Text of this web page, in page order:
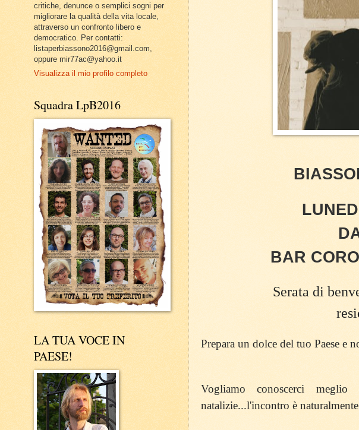
BAR
Serata di
Prepara un dolce del tuo Paese e
Vogliamo conoscerci
natalizie...l'incontro è
critiche, denunce o semplici sogni per
migliorare la qualità della vita locale,
attraverso un confronto libero e
democratico. Per contatti:
listaperbiassono2016@gmail.com,
oppure mir77ac@yahoo.it
Visualizza il mio profilo completo
Squadra LpB2016
LA TUA VOCE IN
PAESE!